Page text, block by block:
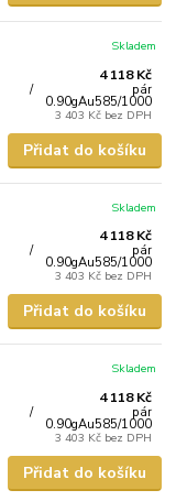
4 118 Kč
/ pár
0.90gAu585/1000
3 403 Kč bez DPH
Skladem
Přidat do košíku
4 118 Kč
/ pár
0.90gAu585/1000
3 403 Kč bez DPH
Skladem
Přidat do košíku
4 118 Kč
/ pár
0.90gAu585/1000
3 403 Kč bez DPH
Skladem
Přidat do košíku